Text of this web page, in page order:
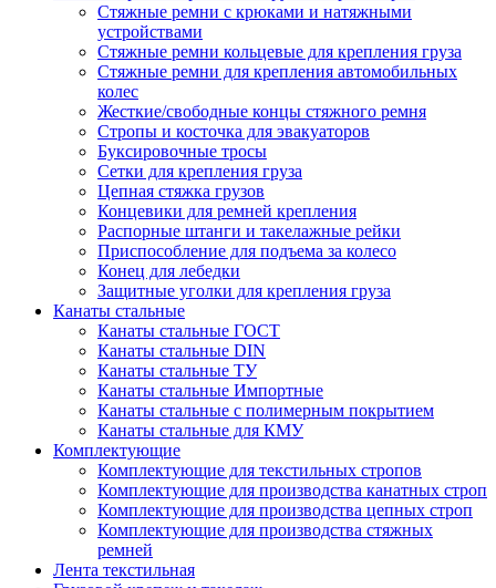
Стяжные ремни с крюками и натяжными
устройствами
Стяжные ремни кольцевые для крепления груза
Стяжные ремни для крепления автомобильных
колес
Жесткие/свободные концы стяжного ремня
Стропы и косточка для эвакуаторов
Буксировочные тросы
Сетки для крепления груза
Цепная стяжка грузов
Концевики для ремней крепления
Распорные штанги и такелажные рейки
Приспособление для подъема за колесо
Конец для лебедки
Защитные уголки для крепления груза
Канаты стальные
Канаты стальные ГОСТ
Канаты стальные DIN
Канаты стальные ТУ
Канаты стальные Импортные
Канаты стальные с полимерным покрытием
Канаты стальные для КМУ
Комплектующие
Комплектующие для текстильных стропов
Комплектующие для производства канатных строп
Комплектующие для производства цепных строп
Комплектующие для производства стяжных
ремней
Лента текстильная